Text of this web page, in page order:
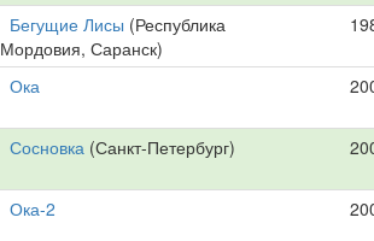
Бегущие Лисы (Республика
Мордовия, Саранск)
Ока
Сосновка(Санкт-Петербург)
Ока-2